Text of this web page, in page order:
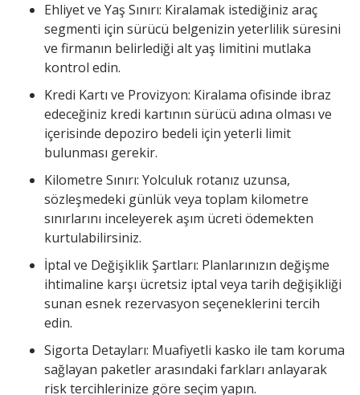
Ehliyet ve Yaş Sınırı: Kiralamak istediğiniz araç
segmenti için sürücü belgenizin yeterlilik süresini
ve firmanın belirlediği alt yaş limitini mutlaka
kontrol edin.
Kredi Kartı ve Provizyon: Kiralama ofisinde ibraz
edeceğiniz kredi kartının sürücü adına olması ve
içerisinde depoziro bedeli için yeterli limit
bulunması gerekir.
Kilometre Sınırı: Yolculuk rotanız uzunsa,
sözleşmedeki günlük veya toplam kilometre
sınırlarını inceleyerek aşım ücreti ödemekten
kurtulabilirsiniz.
İptal ve Değişiklik Şartları: Planlarınızın değişme
ihtimaline karşı ücretsiz iptal veya tarih değişikliği
sunan esnek rezervasyon seçeneklerini tercih
edin.
Sigorta Detayları: Muafiyetli kasko ile tam koruma
sağlayan paketler arasındaki farkları anlayarak
risk tercihlerinize göre seçim yapın.